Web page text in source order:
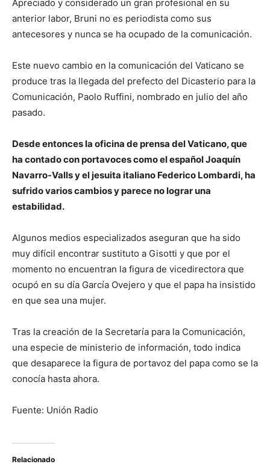
Apreciado y considerado un gran profesional en su
anterior labor, Bruni no es periodista como sus
antecesores y nunca se ha ocupado de la comunicación.
Este nuevo cambio en la comunicación del Vaticano se
produce tras la llegada del prefecto del Dicasterio para la
Comunicación, Paolo Ruffini, nombrado en julio del año
pasado.
Desde entonces la oficina de prensa del Vaticano, que
ha contado con portavoces como el español Joaquín
Navarro-Valls y el jesuita italiano Federico Lombardi, ha
sufrido varios cambios y parece no lograr una
estabilidad.
Algunos medios especializados aseguran que ha sido
muy difícil encontrar sustituto a Gisotti y que por el
momento no encuentran la figura de vicedirectora que
ocupó en su día García Ovejero y que el papa ha insistido
en que sea una mujer.
Tras la creación de la Secretaría para la Comunicación,
una especie de ministerio de información, todo indica
que desaparece la figura de portavoz del papa como se la
conocía hasta ahora.
Fuente: Unión Radio
Relacionado